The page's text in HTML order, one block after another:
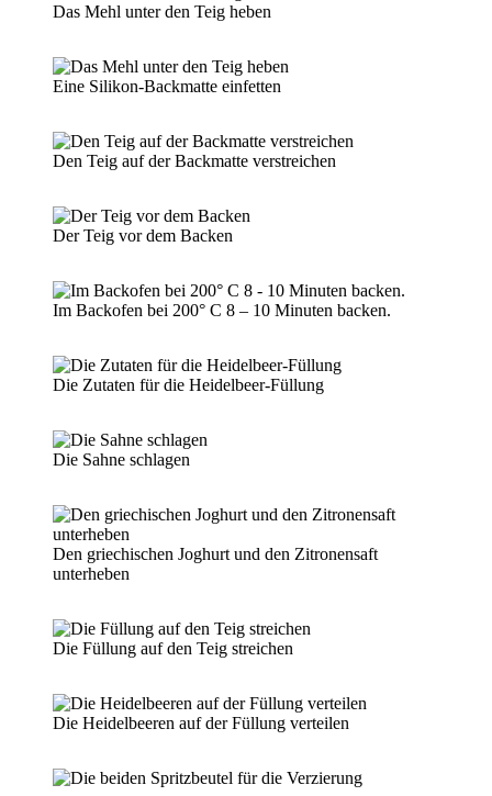
Das Mehl unter den Teig heben
Eine Silikon-Backmatte einfetten
Den Teig auf der Backmatte verstreichen
Der Teig vor dem Backen
Im Backofen bei 200° C 8 – 10 Minuten backen.
Die Zutaten für die Heidelbeer-Füllung
Die Sahne schlagen
Den griechischen Joghurt und den Zitronensaft
unterheben
Die Füllung auf den Teig streichen
Die Heidelbeeren auf der Füllung verteilen